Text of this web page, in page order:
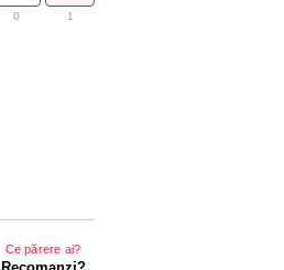
0 1
Ce părere ai?